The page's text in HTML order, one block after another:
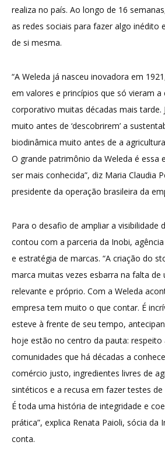
realiza no país. Ao longo de 16
as redes sociais para fazer algo inédito
de si mesma.
“A Weleda já nasceu inovadora em
em valores e princípios que só vieram
corporativo muitas décadas mais tarde.
muito antes de ‘descobrirem’ a
biodinâmica muito antes de a
O grande patrimônio da Weleda é essa
ser mais conhecida”, diz Maria Claudia
presidente da operação brasileira da
Para o desafio de ampliar a visibilidade
contou com a parceria da Inobi,
e estratégia de marcas. “A criação do
marca muitas vezes esbarra na falta de
relevante e próprio. Com a Weleda
empresa tem muito o que contar. É
esteve à frente de seu tempo,
hoje estão no centro da pauta: respeito
comunidades que há décadas a
comércio justo, ingredientes livres de
sintéticos e a recusa em fazer testes
É toda uma história de integridade e
prática”, explica Renata Paioli, sócia da
conta.